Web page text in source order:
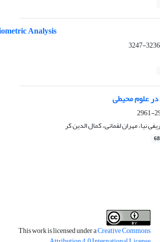
Analysis
3236-3247
علوم محیطی
نیا، مهران لقمانی، کمال الدین کر
This work is licensed under aCreative Commons